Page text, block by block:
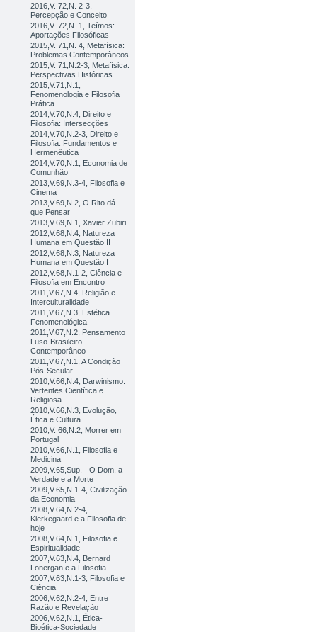
2016,V. 72,N. 2-3,
Percepção e Conceito
2016,V. 72,N. 1, Teímos:
Aportações Filosóficas
2015,V. 71,N. 4, Metafísica:
Problemas Contemporâneos
2015,V. 71,N.2-3, Metafísica:
Perspectivas Históricas
2015,V.71,N.1,
Fenomenologia e Filosofia
Prática
2014,V.70,N.4, Direito e
Filosofia: Intersecções
2014,V.70,N.2-3, Direito e
Filosofia: Fundamentos e
Hermenêutica
2014,V.70,N.1, Economia de
Comunhão
2013,V.69,N.3-4, Filosofia e
Cinema
2013,V.69,N.2, O Rito dá
que Pensar
2013,V.69,N.1, Xavier Zubiri
2012,V.68,N.4, Natureza
Humana em Questão II
2012,V.68,N.3, Natureza
Humana em Questão I
2012,V.68,N.1-2, Ciência e
Filosofia em Encontro
2011,V.67,N.4, Religião e
Interculturalidade
2011,V.67,N.3, Estética
Fenomenológica
2011,V.67,N.2, Pensamento
Luso-Brasileiro
Contemporâneo
2011,V.67,N.1, A Condição
Pós-Secular
2010,V.66,N.4, Darwinismo:
Vertentes Científica e
Religiosa
2010,V.66,N.3, Evolução,
Ética e Cultura
2010,V. 66,N.2, Morrer em
Portugal
2010,V.66,N.1, Filosofia e
Medicina
2009,V.65,Sup. - O Dom, a
Verdade e a Morte
2009,V.65,N.1-4, Civilização
da Economia
2008,V.64,N.2-4,
Kierkegaard e a Filosofia de
hoje
2008,V.64,N.1, Filosofia e
Espiritualidade
2007,V.63,N.4, Bernard
Lonergan e a Filosofia
2007,V.63,N.1-3, Filosofia e
Ciência
2006,V.62,N.2-4, Entre
Razão e Revelação
2006,V.62,N.1, Ética-
Bioética-Sociedade